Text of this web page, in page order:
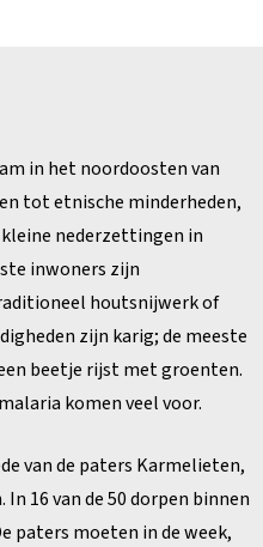
in het noordoosten van
tot etnische minderheden,
nederzettingen in
inwoners zijn
houtsnijwerk of
zijn karig; de meeste
beetje rijst met groenten.
komen veel voor.
van de paters Karmelieten,
16 van de 50 dorpen binnen
paters moeten in de week,